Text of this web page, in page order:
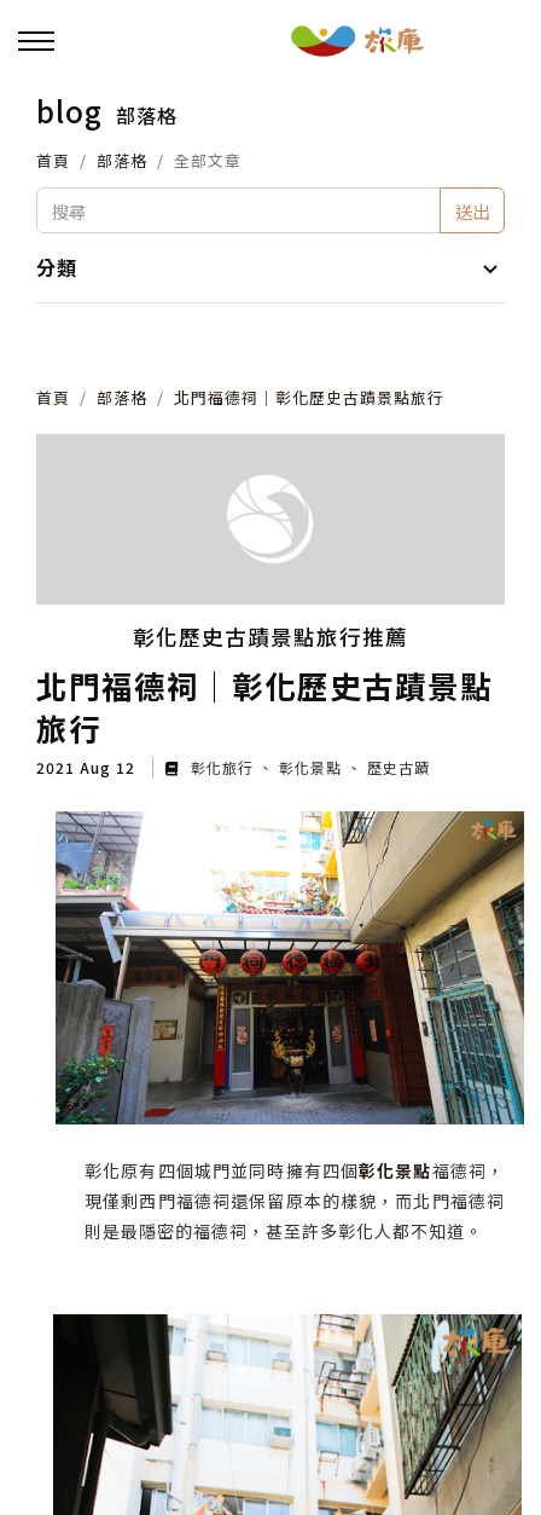
回主選單
活動報名
小旅行及主題導覽
其他活動
blog 部落格
首頁 部落格 全部文章
送出
分類
首頁 部落格 北門福德祠│彰化歷史古蹟景點旅行
彰化歷史古蹟景點旅行推薦
北門福德祠│彰化歷史古蹟景點
旅行
2021 Aug 12 彰化旅行 彰化景點 歷史古蹟
彰化原有四個城門並同時擁有四個彰化景點福德祠，
現僅剩西門福德祠還保留原本的樣貌，而北門福德祠
則是最隱密的福德祠，甚至許多彰化人都不知道。